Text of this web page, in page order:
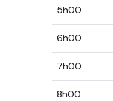
5h00
6h00
7h00
8h00